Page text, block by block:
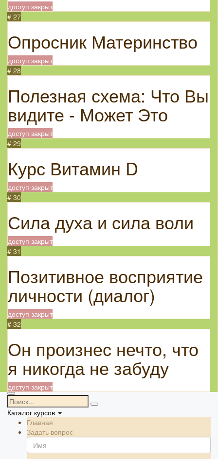
доступ закрыт
# 27
Опросник Материнство
доступ закрыт
# 28
Полезная схема: Что Вы
видите - Может Это
доступ закрыт
# 29
Курс Витамин D
доступ закрыт
# 30
Сила духа и сила воли
доступ закрыт
# 31
Позитивное восприятие
личности (диалог)
доступ закрыт
# 32
Он произнес нечто, что
я никогда не забуду
доступ закрыт
Каталог курсов
Главная
Задать вопрос